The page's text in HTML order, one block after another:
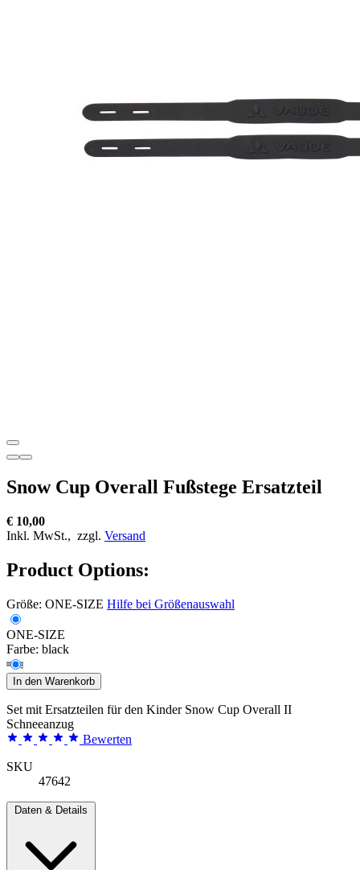
Snow Cup Overall Fußstege Ersatzteil
€ 10,00
Inkl. MwSt., zzgl. Versand
Product Options:
Größe: ONE-SIZE Hilfe bei Größenauswahl
ONE-SIZE
Farbe: black
In den Warenkorb
Set mit Ersatzteilen für den Kinder Snow Cup Overall II
Schneeanzug
Bewerten
SKU
47642
Daten & Details